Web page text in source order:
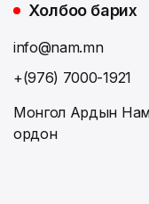
Холбоо барих
info@nam.mn
+(976) 7000-1921
Монгол Ардын
ордон